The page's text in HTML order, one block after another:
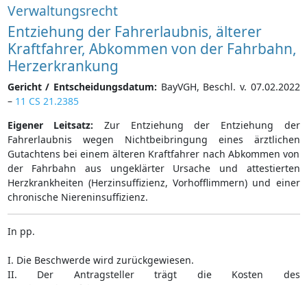
Verwaltungsrecht
Entziehung der Fahrerlaubnis, älterer
Kraftfahrer, Abkommen von der Fahrbahn,
Herzerkrankung
Gericht / Entscheidungsdatum: BayVGH, Beschl. v. 07.02.2022
– 11 CS 21.2385
Eigener Leitsatz: Zur Entziehung der Entziehung der
Fahrerlaubnis wegen Nichtbeibringung eines ärztlichen
Gutachtens bei einem älteren Kraftfahrer nach Abkommen von
der Fahrbahn aus ungeklärter Ursache und attestierten
Herzkrankheiten (Herzinsuffizienz, Vorhofflimmern) und einer
chronische Niereninsuffizienz.
In pp.
I. Die Beschwerde wird zurückgewiesen.
II. Der Antragsteller trägt die Kosten des